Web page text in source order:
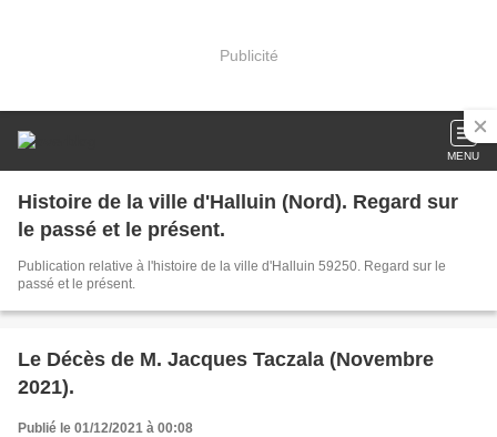
Publicité
MENU
Histoire de la ville d'Halluin (Nord). Regard sur
le passé et le présent.
Publication relative à l'histoire de la ville d'Halluin 59250. Regard sur le
passé et le présent.
Le Décès de M. Jacques Taczala (Novembre
2021).
Publié le 01/12/2021 à 00:08